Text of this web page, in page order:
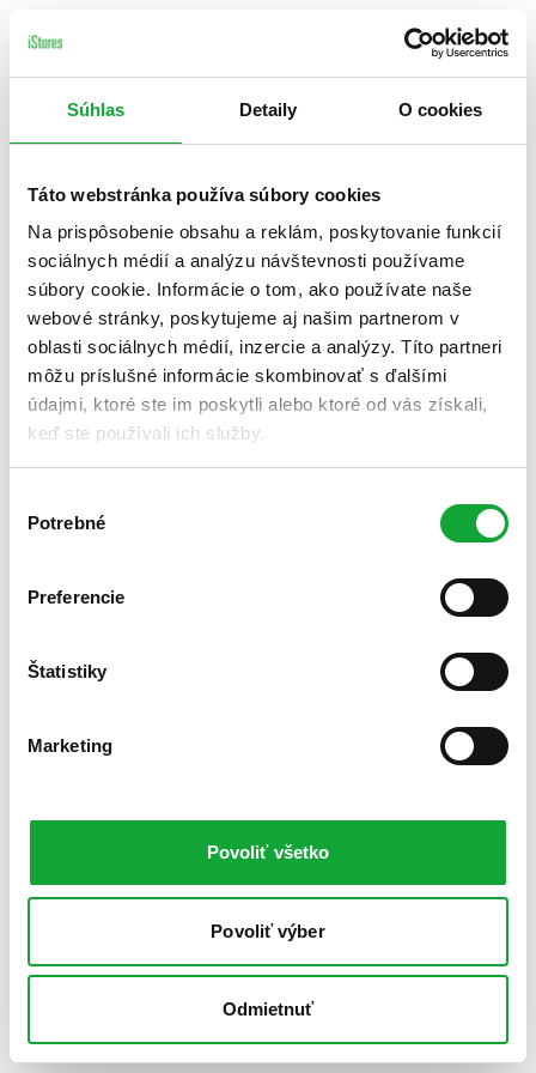
Súhlas Detaily O cookies
Táto webstránka používa súbory cookies
Na prispôsobenie obsahu a reklám, poskytovanie funkcií
sociálnych médií a analýzu návštevnosti používame
súbory cookie. Informácie o tom, ako používate naše
webové stránky, poskytujeme aj našim partnerom v
oblasti sociálnych médií, inzercie a analýzy. Títo partneri
môžu príslušné informácie skombinovať s ďalšími
údajmi, ktoré ste im poskytli alebo ktoré od vás získali,
keď ste používali ich služby.
súhlasu
Potrebné
Preferencie
Štatistiky
Marketing
Povoliť všetko
Povoliť výber
Odmietnuť